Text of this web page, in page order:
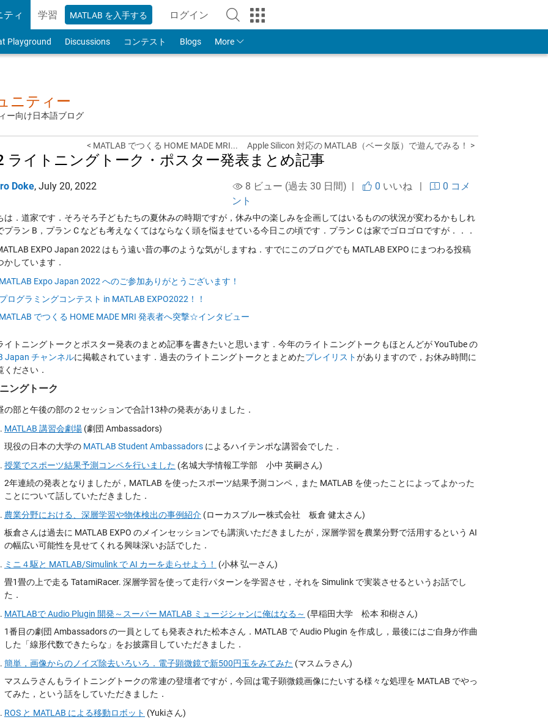
ティ 学習 MATLAB を入手する ログイン
to Your MathWorks Account
Playground Discussions コンテスト Blogs More
ニティー
ー向け日本語ブログ
< MATLAB でつくる HOME MADE MRI... Apple Silicon 対応の MATLAB（ベータ版）で遊んでみる！ >
ライトニングトーク・ポスター発表まとめ記事
Doke, July 20, 2022 8 ビュー (過去 30 日間) | 0 いいね|
0 コメ
ント
は．道家です．そろそろ子どもたちの夏休みの時期ですが，休み中の楽しみを企画してはいるものの状況が変わるかもしれ
プラン B，プラン C なども考えなくてはならなく頭を悩ませている今日この頃です．プラン C は家でゴロゴロですが．．．
EXPO Japan 2022 はもう遠い昔の事のような気がしますね．すでにこのブログでも MATLAB EXPO にまつわる投稿
かしています．
Expo Japan 2022 へのご参加ありがとうございます！
ログラミングコンテスト in MATLAB EXPO2022！！
でつくる HOME MADE MRI 発表者へ突撃☆インタビュー
イトニングトークとポスター発表のまとめ記事を書きたいと思います．今年のライトニングトークもほとんどが YouTube の
Japan チャンネルに掲載されています．過去のライトニングトークとまとめたプレイリストがありますので，お休み時間に
ください．
ングトーク
の部と午後の部の２セッションで合計13枠の発表がありました．
MATLAB 講習会劇場 (劇団 Ambassadors)
現役の日本の大学の MATLAB Student Ambassadors によるハイテンポな講習会でした．
授業でスポーツ結果予測コンペを行いました (名城大学情報工学部 小中 英嗣さん)
2年連続の発表となりましたが，MATLAB を使ったスポーツ結果予測コンペ，また MATLAB を使ったことによってよかった
ことについて話していただきました．
農業分野における、深層学習や物体検出の事例紹介 (ローカスブルー株式会社 板倉 健太さん)
板倉さんは過去に MATLAB EXPO のメインセッションでも講演いただきましたが，深層学習を農業分野で活用するという AI
の幅広い可能性を見せてくれる興味深いお話でした．
ミニ４駆と MATLAB/Simulink で AI カーを走らせよう！
(小林 弘一さん)
畳1畳の上で走る TatamiRacer. 深層学習を使って走行パターンを学習させ，それを Simulink で実装させるというお話でし
た．
MATLABで Audio Plugin 開発～スーパー MATLAB ミュージシャンに俺はなる～ (早稲田大学 松本 和樹さん)
1番目の劇団 Ambassadors の一員としても発表された松本さん．MATLAB で Audio Plugin を作成し，最後にはご自身が作曲
した「線形代数できたらな」をお披露目していただきました．
簡単，画像からのノイズ除去いろいろ．電子顕微鏡で新500円玉をみてみた (マスムラさん)
マスムラさんもライトニングトークの常連の登壇者ですが，今回は電子顕微鏡画像にたいする様々な処理を MATLAB でやっ
てみた，という話をしていただきました．
ROS と MATLAB による移動ロボット (Yukiさん)